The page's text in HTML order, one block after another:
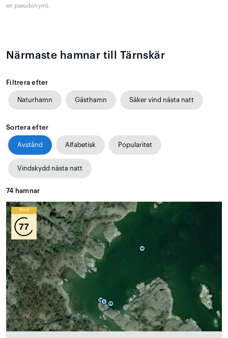
en pseudonym).
Närmaste hamnar till Tärnskär
Filtrera efter
Naturhamn Gästhamn Säker vind nästa natt
Sortera efter
Avstånd Alfabetisk Popularitet
Vindskydd nästa natt
74 hamnar
Wind
77